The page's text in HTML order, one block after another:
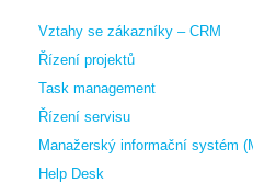
Vztahy se zákazníky – CRM
Řízení projektů
Task management
Řízení servisu
Manažerský informační systém
Help Desk